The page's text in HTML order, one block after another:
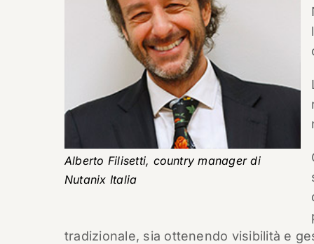
Alberto Filisetti, country manager di
Nutanix Italia
tradizionale, sia ottenendo visibilità e